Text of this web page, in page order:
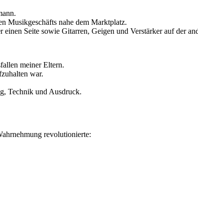
Musikgeschäfts nahe dem Marktplatz.
Seite sowie Gitarren, Geigen und Verstärker auf der
meiner Eltern.
war.
Technik und Ausdruck.
revolutionierte: